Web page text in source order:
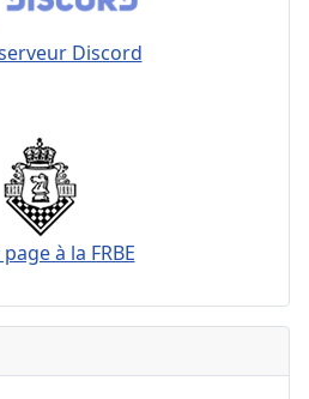
Discord
à la FRBE